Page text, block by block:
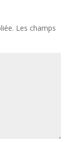
Les champs